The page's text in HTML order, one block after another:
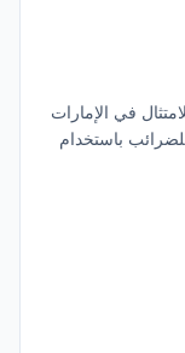
في الإمارات
للضرائب باستخدام